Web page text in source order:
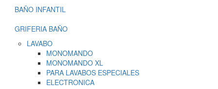
BAÑO INFANTIL
GRIFERIA BAÑO
LAVABO
MONOMANDO
MONOMANDO XL
PARA LAVABOS ESPECIALES
ELECTRONICA